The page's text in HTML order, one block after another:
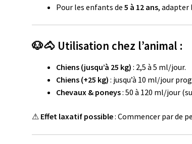
Pour les enfants de 5 à 12 ans, adapter
🐶🐴 Utilisation chez l’animal :
Chiens (jusqu’à 25 kg) : 2,5 à 5 ml/jour.
Chiens (+25 kg) : jusqu’à 10 ml/jour
Chevaux & poneys: 50 à 120 ml/jour
⚠ Effet laxatif possible: Commencer par de